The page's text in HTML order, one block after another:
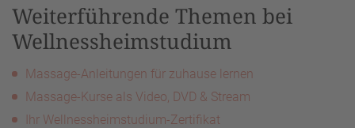
Weiterführende Themen bei
Wellnessheimstudium
Massage-Anleitungen für zuhause lernen
Massage-Kurse als Video, DVD & Stream
Ihr Wellnessheimstudium-Zertifikat